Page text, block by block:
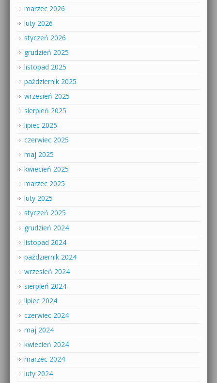
marzec 2026
luty 2026
styczeń 2026
grudzień 2025
listopad 2025
październik 2025
wrzesień 2025
sierpień 2025
lipiec 2025
czerwiec 2025
maj 2025
kwiecień 2025
marzec 2025
luty 2025
styczeń 2025
grudzień 2024
listopad 2024
październik 2024
wrzesień 2024
sierpień 2024
lipiec 2024
czerwiec 2024
maj 2024
kwiecień 2024
marzec 2024
luty 2024